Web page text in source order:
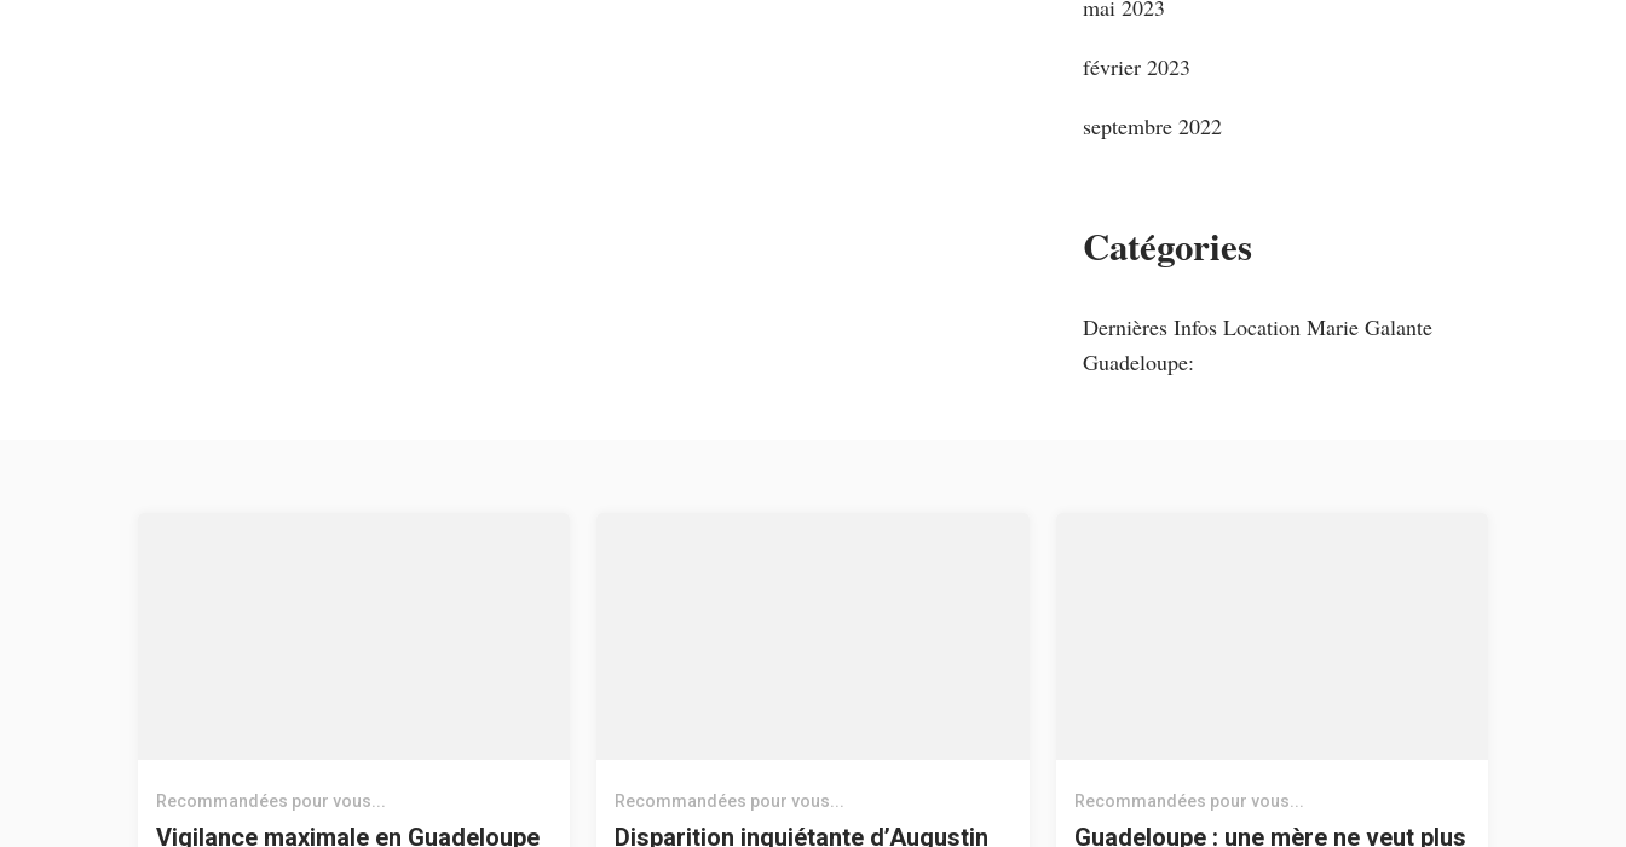
mai 2023
février 2023
septembre 2022
Catégories
Dernières Infos Location Marie Galante
Guadeloupe:
Recommandées pour vous...
Vigilance maximale en Guadeloupe
Recommandées pour vous...
Disparition inquiétante d’Augustin
Recommandées pour vous...
Guadeloupe : une mère ne veut plus